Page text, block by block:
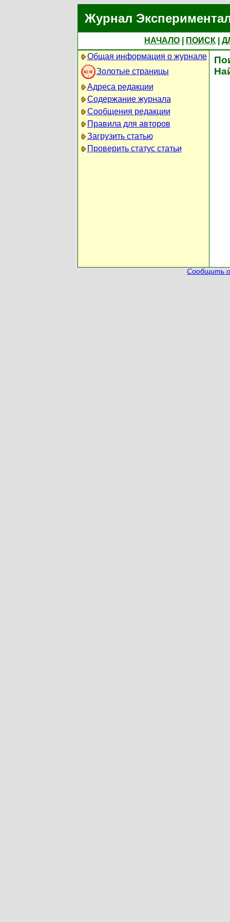
Журнал
НАЧАЛО ПОИСК
Общая информация о журнале
Золотые страницы
Адреса редакции
Содержание журнала
Сообщения редакции
Правила для авторов
Загрузить статью
Проверить статус статьи
Сообщить о